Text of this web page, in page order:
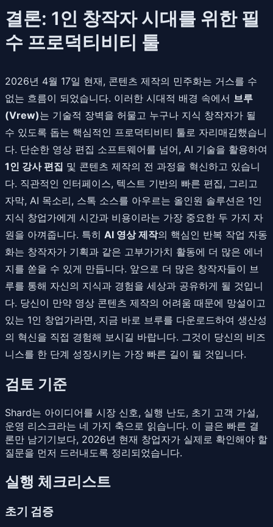
결론: 1인 창작자 시대를 위한 필
수 프로덕티비티 툴
2026년 4월 17일 현재, 콘텐츠 제작의 민주화는 거스를 수
없는 흐름이 되었습니다. 이러한 시대적 배경 속에서 브루
(Vrew)는 기술적 장벽을 허물고 누구나 지식 창작자가 될
수 있도록 돕는 핵심적인 프로덕티비티 툴로 자리매김했습니
다. 단순한 영상 편집 소프트웨어를 넘어, AI 기술을 활용하여
1인 강사 편집 및 콘텐츠 제작의 전 과정을 혁신하고 있습니
다. 직관적인 인터페이스, 텍스트 기반의 빠른 편집, 그리고
자막, AI 목소리, 스톡 소스를 아우르는 올인원 솔루션은 1인
지식 창업가에게 시간과 비용이라는 가장 중요한 두 가지 자
원을 아껴줍니다. 특히 AI 영상 제작의 핵심인 반복 작업 자동
화는 창작자가 기획과 같은 고부가가치 활동에 더 많은 에너
지를 쏟을 수 있게 만듭니다. 앞으로 더 많은 창작자들이 브
루를 통해 자신의 지식과 경험을 세상과 공유하게 될 것입니
다. 당신이 만약 영상 콘텐츠 제작의 어려움 때문에 망설이고
있는 1인 창업가라면, 지금 바로 브루를 다운로드하여 생산성
의 혁신을 직접 경험해 보시길 바랍니다. 그것이 당신의 비즈
니스를 한 단계 성장시키는 가장 빠른 길이 될 것입니다.
검토 기준
Shard는 아이디어를 시장 신호, 실행 난도, 초기 고객 가설,
운영 리스크라는 네 가지 축으로 읽습니다. 이 글은 빠른 결
론만 남기기보다, 2026년 현재 창업자가 실제로 확인해야 할
질문을 먼저 드러내도록 정리되었습니다.
실행 체크리스트
초기 검증